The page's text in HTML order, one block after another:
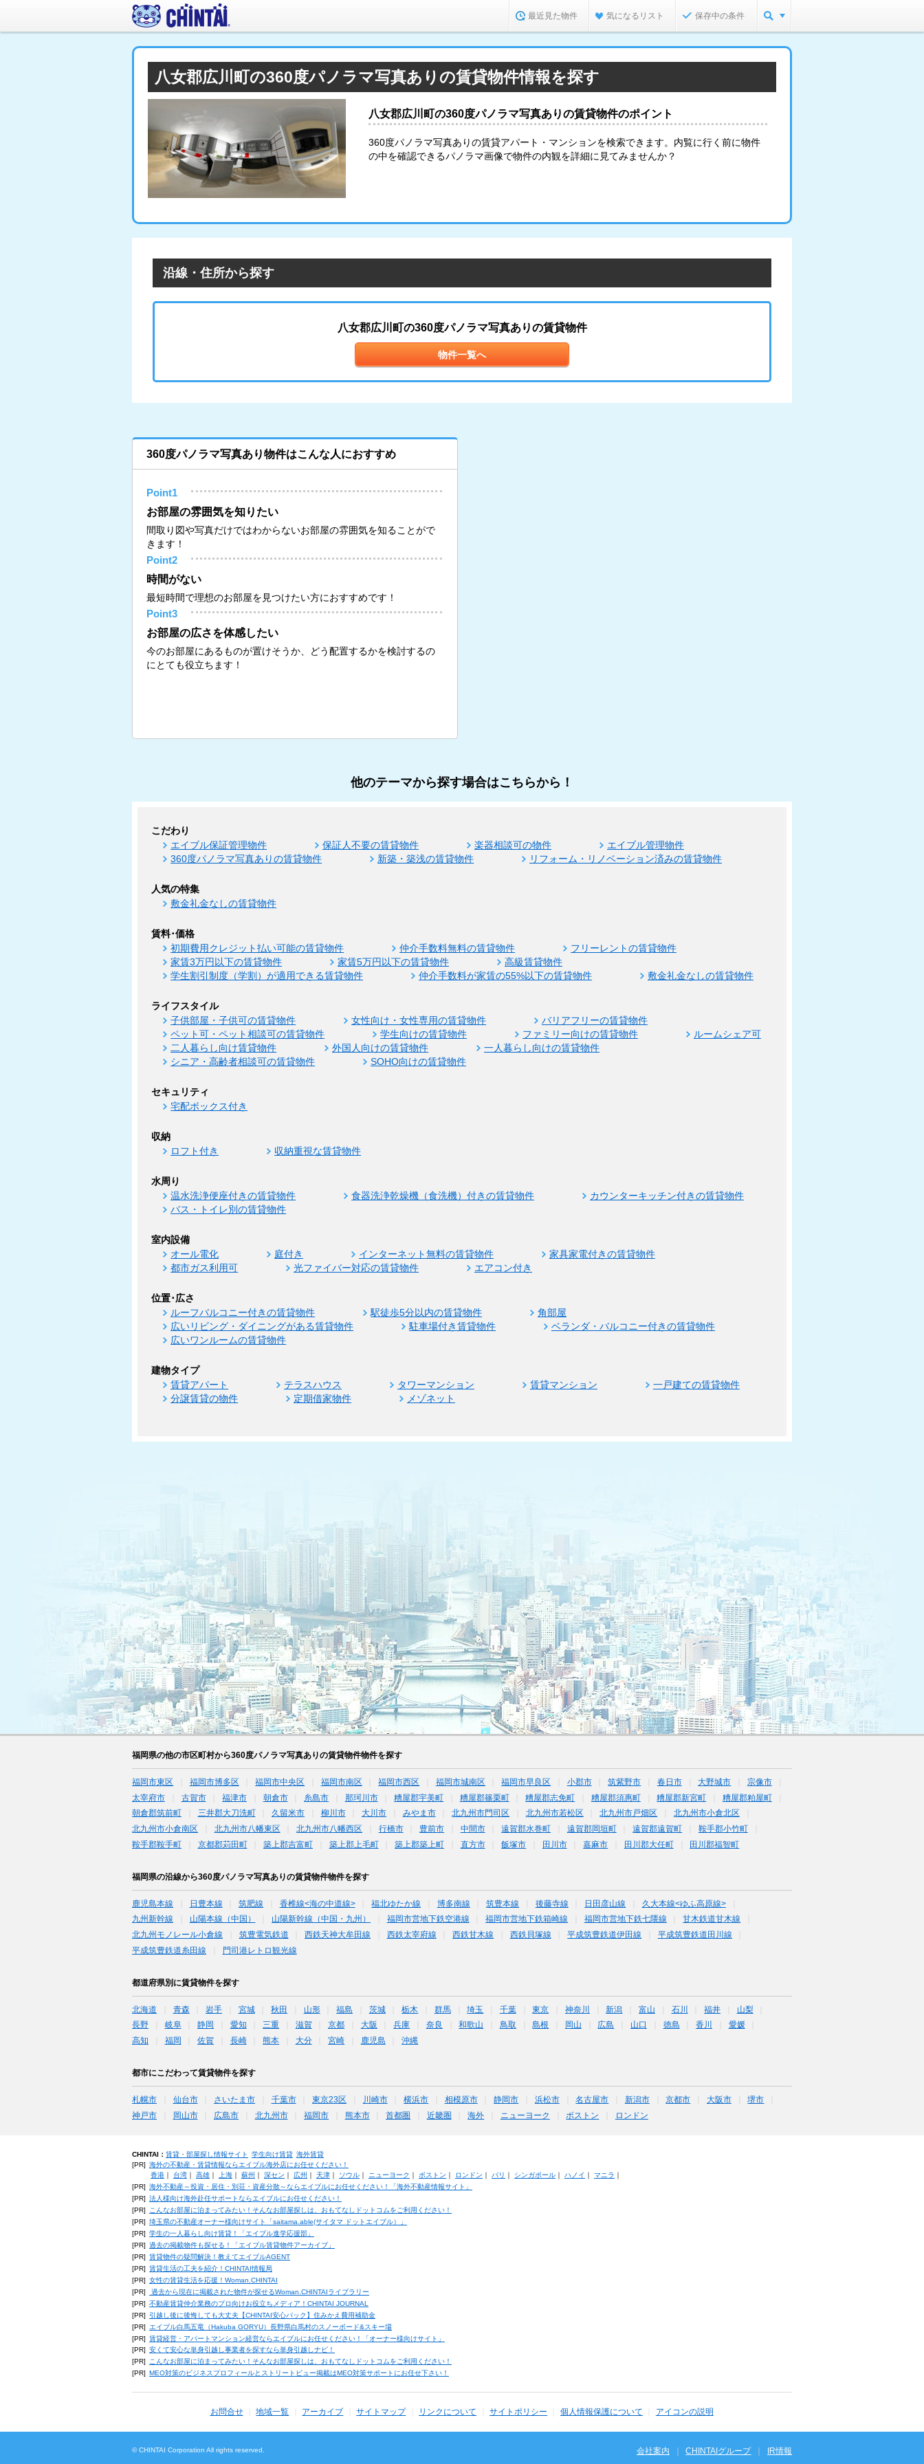
最近見た物件 気になるリスト 保存中の条件
八女郡広川町の360度パノラマ写真ありの賃貸物件情報を探す
八女郡広川町の360度パノラマ写真ありの賃貸物件のポイント
360度パノラマ写真ありの賃貸アパート・マンションを検索できます。内覧に行く前に物件
の中を確認できるパノラマ画像で物件の内観を詳細に見てみませんか？
沿線・住所から探す
八女郡広川町の360度パノラマ写真ありの賃貸物件
物件一覧へ
360度パノラマ写真あり物件はこんな人におすすめ
Point1
お部屋の雰囲気を知りたい
間取り図や写真だけではわからないお部屋の雰囲気を知ることがで
きます！
Point2
時間がない
最短時間で理想のお部屋を見つけたい方におすすめです！
Point3
お部屋の広さを体感したい
今のお部屋にあるものが置けそうか、どう配置するかを検討するの
にとても役立ちます！
他のテーマから探す場合はこちらから！
こだわり
エイブル保証管理物件 保証人不要の賃貸物件 楽器相談可の物件
エイブル管理物件
360度パノラマ写真ありの賃貸物件
新築・築浅の賃貸物件 リフォーム・リノベーション済みの賃貸物件
人気の特集
敷金礼金なしの賃貸物件
賃料･価格
初期費用クレジット払い可能の賃貸物件 仲介手数料無料の賃貸物件
フリーレントの賃貸物件
家賃3万円以下の賃貸物件
家賃5万円以下の賃貸物件
高級賃貸物件
学生割引制度（学割）が適用できる賃貸物件
仲介手数料が家賃の55%以下の賃貸物件 敷金礼金なしの賃貸物件
ライフスタイル
子供部屋・子供可の賃貸物件 女性向け・女性専用の賃貸物件
バリアフリーの賃貸物件
ペット可・ペット相談可の賃貸物件
学生向けの賃貸物件 ファミリー向けの賃貸物件
ルームシェア可
二人暮らし向け賃貸物件
外国人向けの賃貸物件
一人暮らし向けの賃貸物件
シニア・高齢者相談可の賃貸物件
SOHO向けの賃貸物件
セキュリティ
宅配ボックス付き
収納
ロフト付き 収納重視な賃貸物件
水周り
温水洗浄便座付きの賃貸物件 食器洗浄乾燥機（食洗機）付きの賃貸物件
カウンターキッチン付きの賃貸物件
バス・トイレ別の賃貸物件
室内設備
オール電化 庭付き インターネット無料の賃貸物件
家具家電付きの賃貸物件
都市ガス利用可
光ファイバー対応の賃貸物件 エアコン付き
位置･広さ
ルーフバルコニー付きの賃貸物件 駅徒歩5分以内の賃貸物件
角部屋
広いリビング・ダイニングがある賃貸物件
駐車場付き賃貸物件
ベランダ・バルコニー付きの賃貸物件
広いワンルームの賃貸物件
建物タイプ
賃貸アパート テラスハウス タワーマンション 賃貸マンション
一戸建ての賃貸物件
分譲賃貸の物件
定期借家物件 メゾネット
福岡県の他の市区町村から360度パノラマ写真ありの賃貸物件物件を探す
福岡市東区 福岡市博多区 福岡市中央区 福岡市南区 福岡市西区 福岡市城南区 福岡市早良区 小郡市 筑紫野市 春日市 大野城市
宗像市
太宰府市
古賀市 福津市 朝倉市 糸島市 那珂川市 糟屋郡宇美町 糟屋郡篠栗町 糟屋郡志免町 糟屋郡須惠町 糟屋郡新宮町
糟屋郡粕屋町
朝倉郡筑前町
三井郡大刀洗町 久留米市 柳川市 大川市 みやま市 北九州市門司区 北九州市若松区 北九州市戸畑区
北九州市小倉北区
北九州市小倉南区
北九州市八幡東区 北九州市八幡西区 行橋市 豊前市 中間市 遠賀郡水巻町 遠賀郡岡垣町 遠賀郡遠賀町
鞍手郡小竹町
鞍手郡鞍手町
京都郡苅田町 築上郡吉富町 築上郡上毛町 築上郡築上町 直方市 飯塚市 田川市 嘉麻市 田川郡大任町 田川郡福智町
福岡県の沿線から360度パノラマ写真ありの賃貸物件物件を探す
鹿児島本線 日豊本線 筑肥線 香椎線<海の中道線> 福北ゆたか線 博多南線 筑豊本線 後藤寺線 日田彦山線
久大本線<ゆふ高原線>
九州新幹線
山陽本線（中国） 山陽新幹線（中国・九州） 福岡市営地下鉄空港線 福岡市営地下鉄箱崎線 福岡市営地下鉄七隈線
甘木鉄道甘木線
北九州モノレール小倉線
筑豊電気鉄道 西鉄天神大牟田線 西鉄太宰府線 西鉄甘木線 西鉄貝塚線 平成筑豊鉄道伊田線
平成筑豊鉄道田川線
平成筑豊鉄道糸田線
門司港レトロ観光線
都道府県別に賃貸物件を探す
北海道 青森 岩手 宮城 秋田 山形 福島 茨城 栃木 群馬 埼玉 千葉 東京 神奈川 新潟 富山 石川 福井
山梨
長野
岐阜 静岡 愛知 三重 滋賀 京都 大阪 兵庫 奈良 和歌山 鳥取 島根 岡山 広島 山口 徳島 香川
愛媛
高知
福岡 佐賀 長崎 熊本 大分 宮崎 鹿児島 沖縄
都市にこだわって賃貸物件を探す
札幌市 仙台市 さいたま市 千葉市 東京23区 川崎市 横浜市 相模原市 静岡市 浜松市 名古屋市 新潟市 京都市 大阪市
堺市
神戸市
岡山市 広島市 北九州市 福岡市 熊本市 首都圏 近畿圏 海外 ニューヨーク ボストン ロンドン
CHINTAI： 賃貸・部屋探し情報サイト 学生向け賃貸 海外賃貸
[PR] 海外の不動産・賃貸情報ならエイブル海外店にお任せください！
香港｜ 台湾｜ 高雄｜ 上海｜ 蘇州 ｜ 深セン ｜ 広州 ｜ 天津｜ ソウル｜ ニューヨーク ｜ ボストン ｜ ロンドン ｜ パリ ｜ シンガポール｜ ハノイ ｜ マニラ ｜
[PR] 海外不動産～投資・居住・別荘・資産分散～ならエイブルにお任せください！「海外不動産情報サイト」
[PR] 法人様向け海外赴任サポートならエイブルにお任せください！
[PR]
こんなお部屋に泊まってみたい！そんなお部屋探しは、おもてなしドットコムをご利用ください！
[PR] 埼玉県の不動産オーナー様向けサイト「saitama.able(サイタマ ドットエイブル）」
[PR] 学生の一人暮らし向け賃貸！「エイブル進学応援部」
[PR] 過去の掲載物件も探せる！「エイブル賃貸物件アーカイブ」
[PR] 賃貸物件の疑問解決！教えてエイブルAGENT
[PR] 賃貸生活の工夫を紹介！CHINTAI情報局
[PR] 女性の賃貸生活を応援！Woman.CHINTAI
[PR]
過去から現在に掲載された物件が探せるWoman.CHINTAIライブラリー
[PR] 不動産賃貸仲介業務のプロ向けお役立ちメディア！CHINTAI JOURNAL
[PR]
引越し後に後悔しても大丈夫【CHINTAI安心パック】住みかえ費用補助金
[PR]
エイブル白馬五竜（Hakuba GORYU）長野県白馬村のスノーボード&スキー場
[PR] 賃貸経営・アパートマンション経営ならエイブルにお任せください！「オーナー様向けサイト」
[PR] 安くて安心な単身引越し事業者を探すなら単身引越しナビ！
[PR]
こんなお部屋に泊まってみたい！そんなお部屋探しは、おもてなしドットコムをご利用ください！
[PR]
MEO対策のビジネスプロフィールとストリートビュー掲載はMEO対策サポートにお任せ下さい！
お問合せ 地域一覧 アーカイブ サイトマップ リンクについて サイトポリシー 個人情報保護について アイコンの説明
会社案内 CHINTAIグループ IR情報
© CHINTAI Corporation All rights reserved.